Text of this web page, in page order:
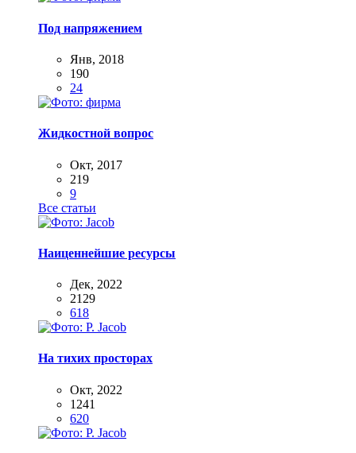
Под напряжением
Янв, 2018
190
24
Жидкостной вопрос
Окт, 2017
219
9
Все статьи
Наиценнейшие ресурсы
Дек, 2022
2129
618
На тихих просторах
Окт, 2022
1241
620